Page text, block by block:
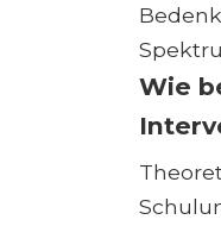
Wie